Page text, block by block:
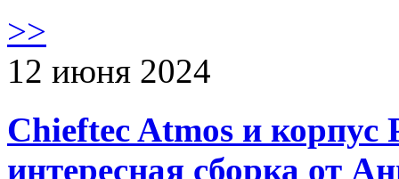
>>
12 июня 2024
Chieftec Atmos и корпус
интересная сборка от